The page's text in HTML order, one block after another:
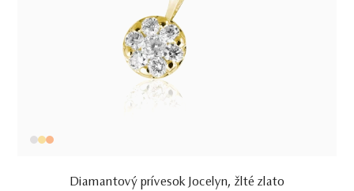
Diamantový prívesok Jocelyn, žlté zlato